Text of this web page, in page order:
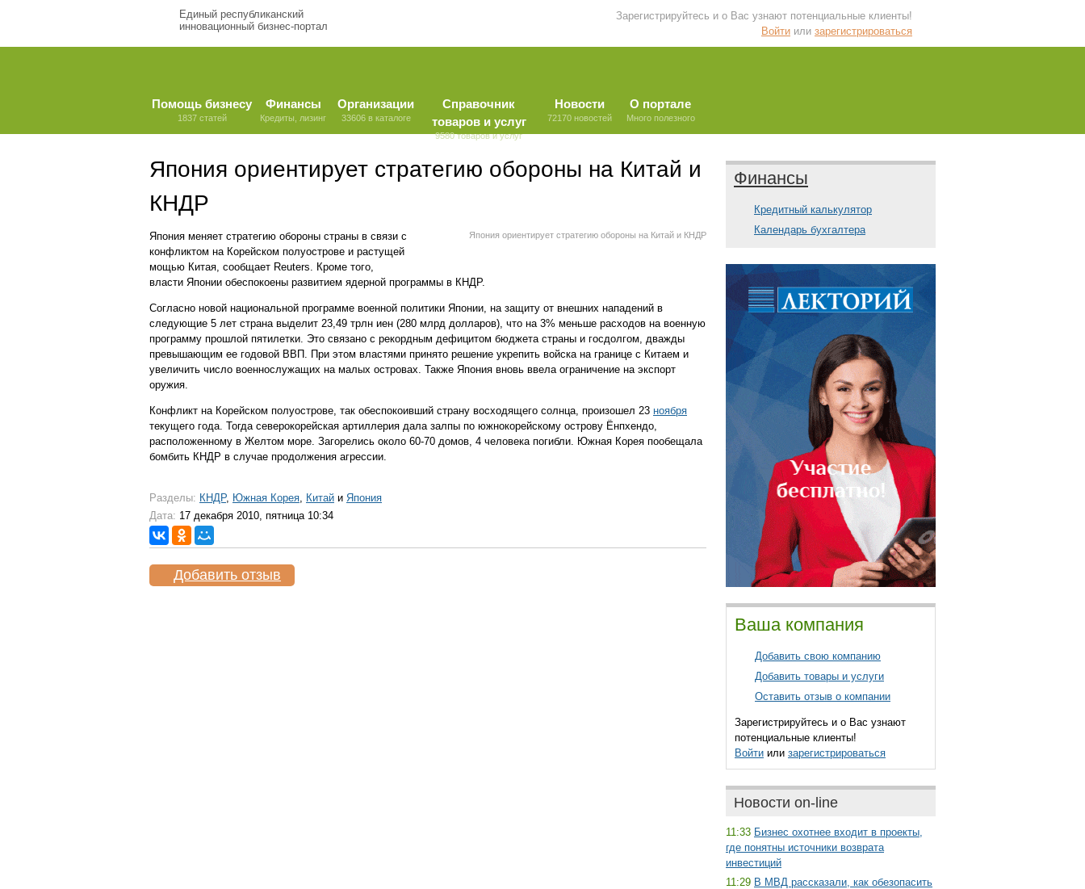
Единый республиканский
инновационный бизнес-портал
Зарегистрируйтесь и о Вас узнают потенциальные клиенты!
Войти или зарегистрироваться
Помощь бизнесу
1837 статей
Финансы
Кредиты, лизинг
Организации
33606 в каталоге
Справочник
товаров и услуг
9580 товаров и услуг
Новости
72170 новостей
О портале
Много полезного
Япония ориентирует стратегию обороны на Китай и
КНДР
Япония ориентирует стратегию обороны на Китай и КНДР
Япония меняет стратегию обороны страны в связи с
конфликтом на Корейском полуострове и растущей
мощью Китая, сообщает Reuters. Кроме того,
власти Японии обеспокоены развитием ядерной программы в КНДР.
Согласно новой национальной программе военной политики Японии, на защиту от внешних нападений в
следующие 5 лет страна выделит 23,49 трлн иен (280 млрд долларов), что на 3% меньше расходов на военную
программу прошлой пятилетки. Это связано с рекордным дефицитом бюджета страны и госдолгом, дважды
превышающим ее годовой ВВП. При этом властями принято решение укрепить войска на границе с Китаем и
увеличить число военнослужащих на малых островах. Также Япония вновь ввела ограничение на экспорт
оружия.
Конфликт на Корейском полуострове, так обеспокоивший страну восходящего солнца, произошел 23 ноября
текущего года. Тогда северокорейская артиллерия дала залпы по южнокорейскому острову Ёнпхендо,
расположенному в Желтом море. Загорелись около 60-70 домов, 4 человека погибли. Южная Корея пообещала
бомбить КНДР в случае продолжения агрессии.
Разделы: КНДР, Южная Корея, Китай и Япония
Дата: 17 декабря 2010, пятница 10:34
Добавить отзыв
Финансы
Кредитный калькулятор
Календарь бухгалтера
Ваша компания
Добавить свою компанию
Добавить товары и услуги
Оставить отзыв о компании
Зарегистрируйтесь и о Вас узнают
потенциальные клиенты!
Войти или зарегистрироваться
Новости on-line
11:33 Бизнес охотнее входит в проекты,
где понятны источники возврата
инвестиций
11:29 В МВД рассказали, как обезопасить